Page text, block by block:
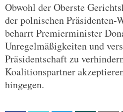
Obwohl der Oberste
der polnischen Präsidenten-
beharrt Premierminister
Unregelmäßigkeiten und
Präsidentschaft zu
Koalitionspartner
hingegen.